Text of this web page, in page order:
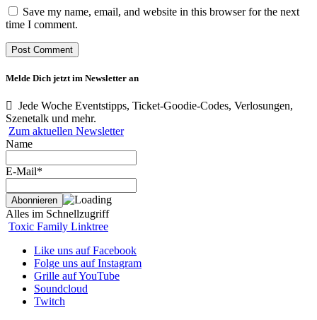
Save my name, email, and website in this browser for the next
time I comment.
Melde Dich jetzt im Newsletter an
Jede Woche Eventstipps, Ticket-Goodie-Codes, Verlosungen,
Szenetalk und mehr.
Zum aktuellen Newsletter
Name
E-Mail*
Alles im Schnellzugriff
Toxic Family Linktree
Like uns auf Facebook
Folge uns auf Instagram
Grille auf YouTube
Soundcloud
Twitch